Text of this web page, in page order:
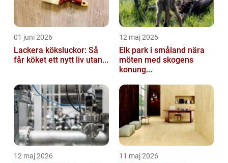
01 juni 2026
Lackera köksluckor: Så
får köket ett nytt liv utan...
12 maj 2026
Elk park i småland nära
möten med skogens
konung...
12 maj 2026 11 maj 2026